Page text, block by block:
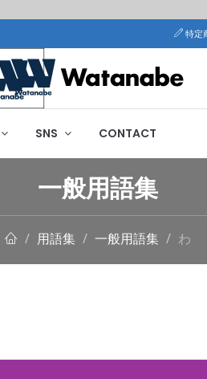
特定
SNS CONTACT
一般用語集
用語集 一般用語集 わ